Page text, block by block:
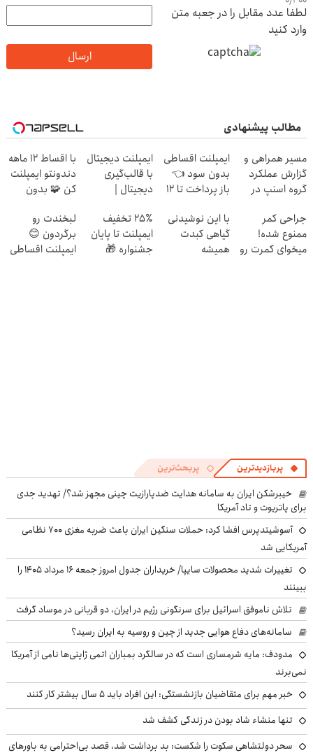
لطفا عدد مقابل را در جعبه متن
وارد کنید
ارسال
مطالب پیشنهادی
مسیر همراهی و
گزارش عملکرد
گروه اسنپ در
ایمپلنت اقساطی
بدون سود 👈
باز پرداخت تا 12
ایمپلنت دیجیتال
با قالب‌گیری
دیجیتال |
با اقساط 12 ماهه
دندونتو ایمپلنت
کن 🧩 بدون
جراحی کمر
ممنوع شده!
میخوای کمرت رو
با این نوشیدنی
گیاهی کبدت
همیشه
۲۵٪ تخفیف
ایمپلنت تا پایان
جشنواره 🎁
لبخندت رو
برگردون 😊
ایمپلنت اقساطی
پربازدیدترین پربحث‌ترین
خیبرشکن ایران به سامانه هدایت ضدپارازیت چینی مجهز شد؟/ تهدید جدی
برای پاتریوت و تاد آمریکا
آسوشیتدپرس افشا کرد: حملات سنگین ایران باعث ضربه مغزی ۷۰۰ نظامی
آمریکایی شد
تغییرات شدید محصولات سایپا/ خریداران جدول امروز جمعه ۱۶ مرداد ۱۴۰۵ را
ببینند
تلاش ناموفق اسرائیل برای سرنگونی رژیم در ایران، دو قربانی در موساد گرفت
سامانه‌های دفاع هوایی جدید از چین و روسیه به ایران رسید؟
مدودف: مایه شرمساری است که در سالگرد بمباران اتمی ژاپنی‌ها نامی از آمریکا
نمی‌برند
خبر مهم برای متقاضیان بازنشستگی: این افراد باید ۵ سال بیشتر کار کنند
تنها منشاء شاد بودن در زندگی کشف شد
سحر دولتشاهی سکوت را شکست: بد برداشت شد، قصد بی‌احترامی به باورهای